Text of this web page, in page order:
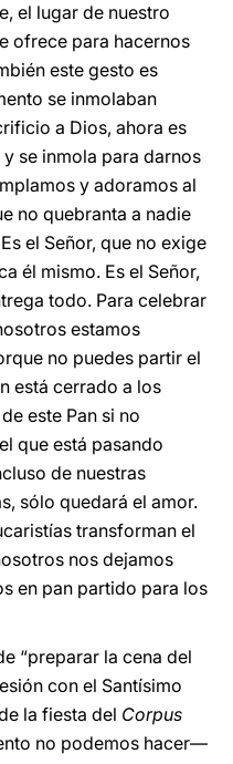
el lugar de nuestro
ofrece para hacernos
este gesto es
se inmolaban
a Dios, ahora es
se inmola para darnos
y adoramos al
no quebranta a nadie
el Señor, que no exige
él mismo. Es el Señor,
todo. Para celebrar
estamos
no puedes partir el
está cerrado a los
este Pan si no
que está pasando
de nuestras
sólo quedará el amor.
transforman el
nos dejamos
en pan partido para los
“preparar la cena del
con el Santísimo
la fiesta del Corpus
no podemos hacer—